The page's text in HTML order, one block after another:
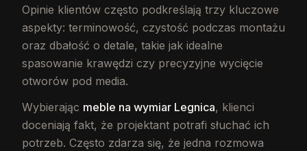
Opinie klientów często podkreślają trzy kluczowe
aspekty: terminowość, czystość podczas montażu
oraz dbałość o detale, takie jak idealne
spasowanie krawędzi czy precyzyjne wycięcie
otworów pod media.
Wybierając meble na wymiar Legnica, klienci
doceniają fakt, że projektant potrafi słuchać ich
potrzeb. Często zdarza się, że jedna rozmowa